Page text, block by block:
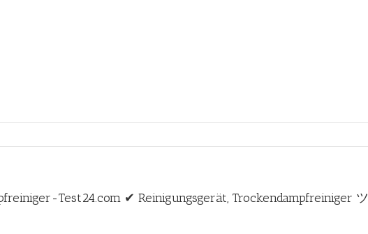
Test24.com ✔ Reinigungsgerät, Trockendampfreiniger ツ